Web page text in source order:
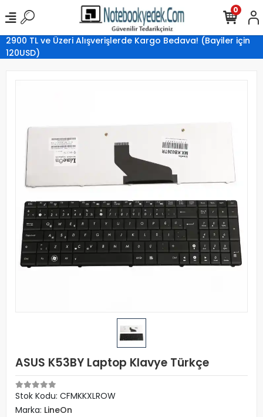
2900 TL ve Üzeri Alışverişlerde Kargo Bedava! (Bayiler için
120USD)
0
ASUS K53BY Laptop Klavye Türkçe
Stok Kodu: CFMKKXLROW
Marka: LineOn